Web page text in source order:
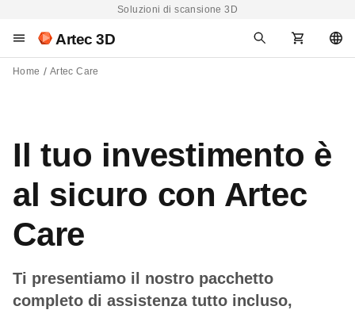
Soluzioni di scansione 3D
Artec 3D
Home Artec Care
Il tuo investimento è
al sicuro con Artec
Care
Ti presentiamo il nostro pacchetto
completo di assistenza tutto incluso,